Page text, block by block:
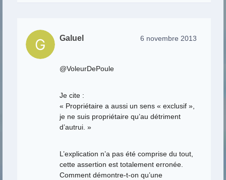
Galuel 6 novembre 2013
@VoleurDePoule
Je cite :
« Propriétaire a aussi un sens « exclusif »,
je ne suis propriétaire qu’au détriment
d’autrui. »
L’explication n’a pas été comprise du tout,
cette assertion est totalement erronée.
Comment démontre-t-on qu’une